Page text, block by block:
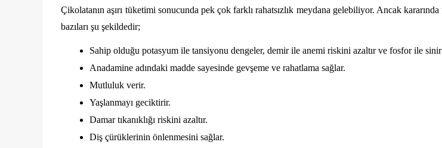
Çikolatanın aşırı tüketimi sonucunda pek çok farklı rahatsızlık meydana gelebiliyor. Ancak
bazıları şu şekildedir;
Sahip olduğu potasyum ile tansiyonu dengeler, demir ile anemi riskini azaltır ve fosfor ile sinir
Anadamine adındaki madde sayesinde gevşeme ve rahatlama sağlar.
Mutluluk verir.
Yaşlanmayı geciktirir.
Damar tıkanıklığı riskini azaltır.
Diş çürüklerinin önlenmesini sağlar.